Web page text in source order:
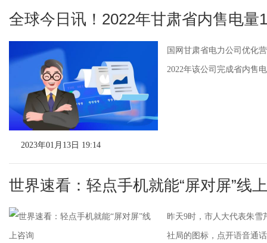
全球今日讯！2022年甘肃省内售电量
国网甘肃省电力公司优化
2022年该公司完成省内售
2023年01月13日 19:14
世界速看：轻点手机就能“屏对屏”线
昨天9时，市人大代表朱雪
社局的图标，点开语音通